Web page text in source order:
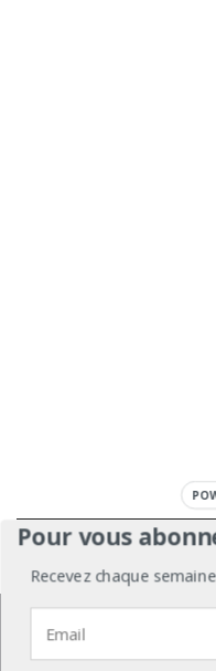
Annonceurs
Pour vous
Recevez chaque